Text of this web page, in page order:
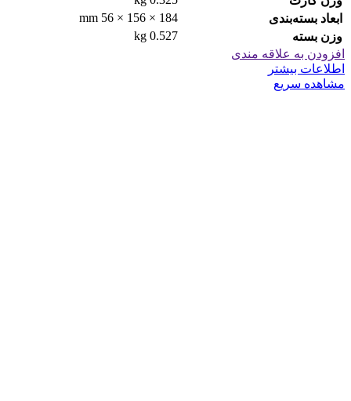
ابعاد بسته‌بندی
184 × 156 × 56 mm
وزن بسته
0.527 kg
افزودن به علاقه مندی
اطلاعات بیشتر
مشاهده سریع